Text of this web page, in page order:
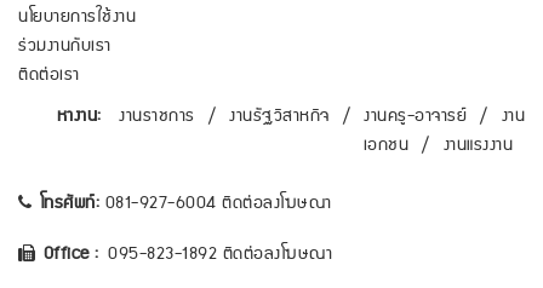
นโยบายการใช้งาน
ร่วมงานกับเรา
ติดต่อเรา
หางาน:
งานราชการ / งานรัฐวิสาหกิจ / งานครู-อาจารย์ / งาน
เอกชน / งานแรงงาน
โทรศัพท์: 081-927-6004 ติดต่อลงโฆษณา
Office : 095-823-1892 ติดต่อลงโฆษณา